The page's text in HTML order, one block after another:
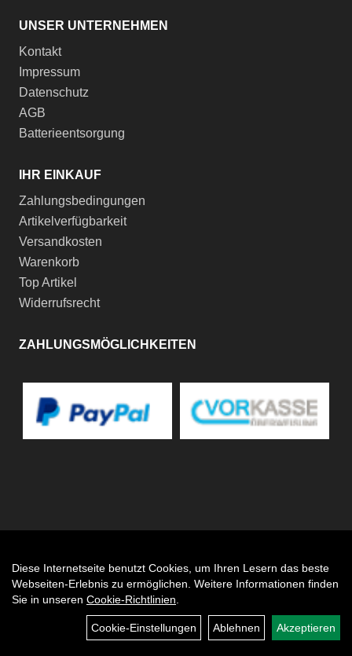
UNSER UNTERNEHMEN
Kontakt
Impressum
Datenschutz
AGB
Batterieentsorgung
IHR EINKAUF
Zahlungsbedingungen
Artikelverfügbarkeit
Versandkosten
Warenkorb
Top Artikel
Widerrufsrecht
ZAHLUNGSMÖGLICHKEITEN
Diese Internetseite benutzt Cookies, um Ihren Lesern das beste
Webseiten-Erlebnis zu ermöglichen. Weitere Informationen finden
Sie in unseren Cookie-Richtlinien
Cookie-Einstellungen Ablehnen Akzeptieren
Auftrag widerrufen